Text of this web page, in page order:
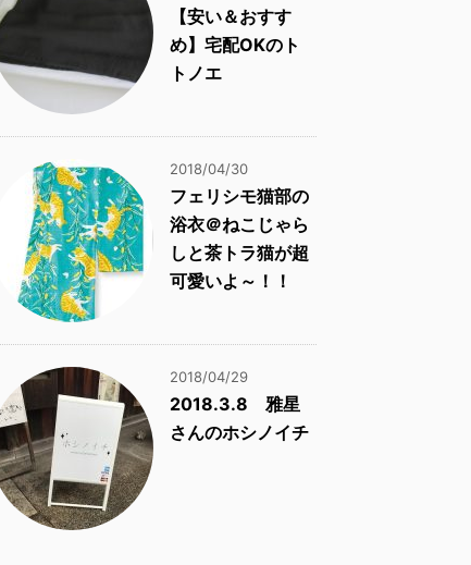
【安い＆おすす
め】宅配OKのト
トノエ
2018/04/30
フェリシモ猫部の
浴衣＠ねこじゃら
しと茶トラ猫が超
可愛いよ～！！
2018/04/29
2018.3.8 雅星
さんのホシノイチ